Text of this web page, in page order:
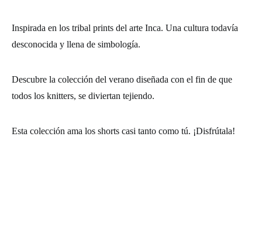
Inspirada en los tribal prints del arte Inca. Una cultura todavía
desconocida y llena de simbología.
Descubre la colección del verano diseñada con el fin de que
todos los knitters, se diviertan tejiendo.
Esta colección ama los shorts casi tanto como tú. ¡Disfrútala!